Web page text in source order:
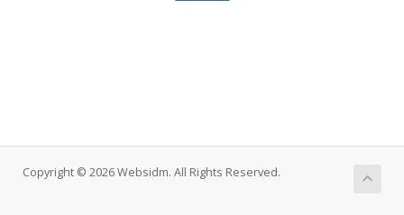
Copyright © 2026 Websidm. All Rights Reserved.